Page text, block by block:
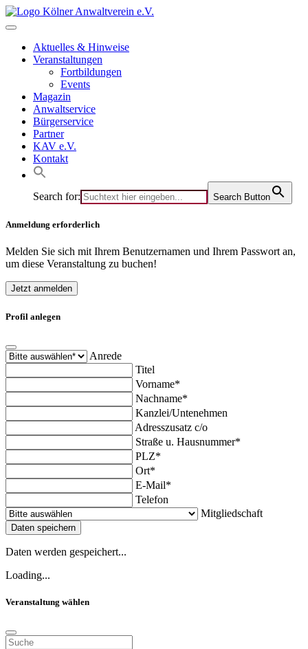
Skip
to
Aktuelles & Hinweise
Veranstaltungen
Fortbildungen
Events
Magazin
Anwaltservice
Bürgerservice
Partner
KAV e.V.
Kontakt
Search for: Search Button
Anmeldung erforderlich
Melden Sie sich mit Ihrem Benutzernamen und Ihrem Passwort an,
um diese Veranstaltung zu buchen!
Jetzt anmelden
Profil anlegen
Anrede
Titel
Vorname*
Nachname*
Kanzlei/Untenehmen
Adresszusatz c/o
Straße u. Hausnummer*
PLZ*
Ort*
E-Mail*
Telefon
Mitgliedschaft
Daten speichern
Daten werden gespeichert...
Loading...
Veranstaltung wählen